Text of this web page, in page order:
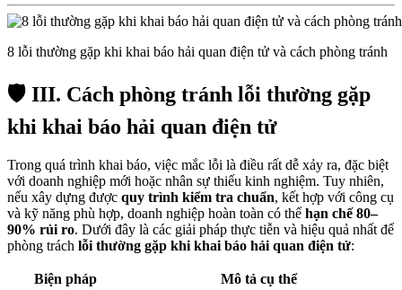
8 lỗi thường gặp khi khai báo hải quan điện tử và cách phòng tránh
🛡️ III. Cách phòng tránh lỗi thường gặp
khi khai báo hải quan điện tử
Trong quá trình khai báo, việc mắc lỗi là điều rất dễ xảy ra, đặc biệt
với doanh nghiệp mới hoặc nhân sự thiếu kinh nghiệm. Tuy nhiên,
nếu xây dựng được quy trình kiểm tra chuẩn, kết hợp với công cụ
và kỹ năng phù hợp, doanh nghiệp hoàn toàn có thể hạn chế 80–
90% rủi ro. Dưới đây là các giải pháp thực tiễn và hiệu quả nhất để
phòng trách lỗi thường gặp khi khai báo hải quan điện tử:
Biện pháp
Mô tả cụ thể